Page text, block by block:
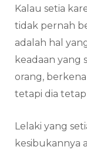
Kalau setia
tidak pernah
adalah hal
keadaan
orang,
tetapi dia tetap
Lelaki yang
kesibukannya